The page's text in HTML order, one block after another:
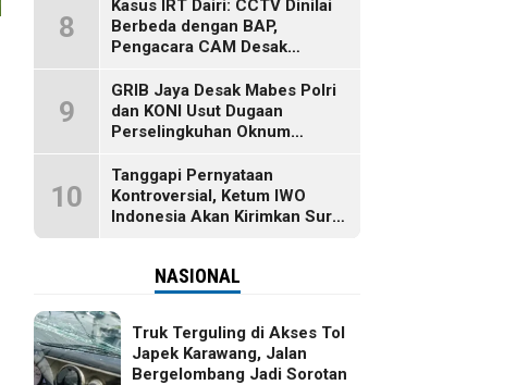
2025
8
Kasus IRT Dairi: CCTV Dinilai
Berbeda dengan BAP,
Pengacara CAM Desak
9
GRIB Jaya Desak Mabes Polri
dan KONI Usut Dugaan
Perselingkuhan Oknum
10
Tanggapi Pernyataan
Kontroversial, Ketum IWO
Indonesia Akan Kirimkan Surat
NASIONAL
Truk Terguling di Akses Tol
Japek Karawang, Jalan
Bergelombang Jadi Sorotan